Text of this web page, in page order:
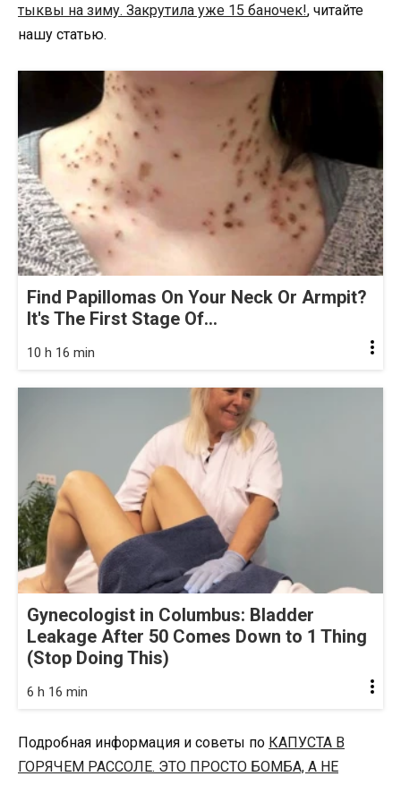
тыквы на зиму. Закрутила уже 15 баночек!, читайте
нашу статью.
Find Papillomas On Your Neck Or Armpit?
It's The First Stage Of...
10 h 16 min
Gynecologist in Columbus: Bladder
Leakage After 50 Comes Down to 1 Thing
(Stop Doing This)
6 h 16 min
Подробная информация и советы по КАПУСТА В
ГОРЯЧЕМ РАССОЛЕ. ЭТО ПРОСТО БОМБА, А НЕ